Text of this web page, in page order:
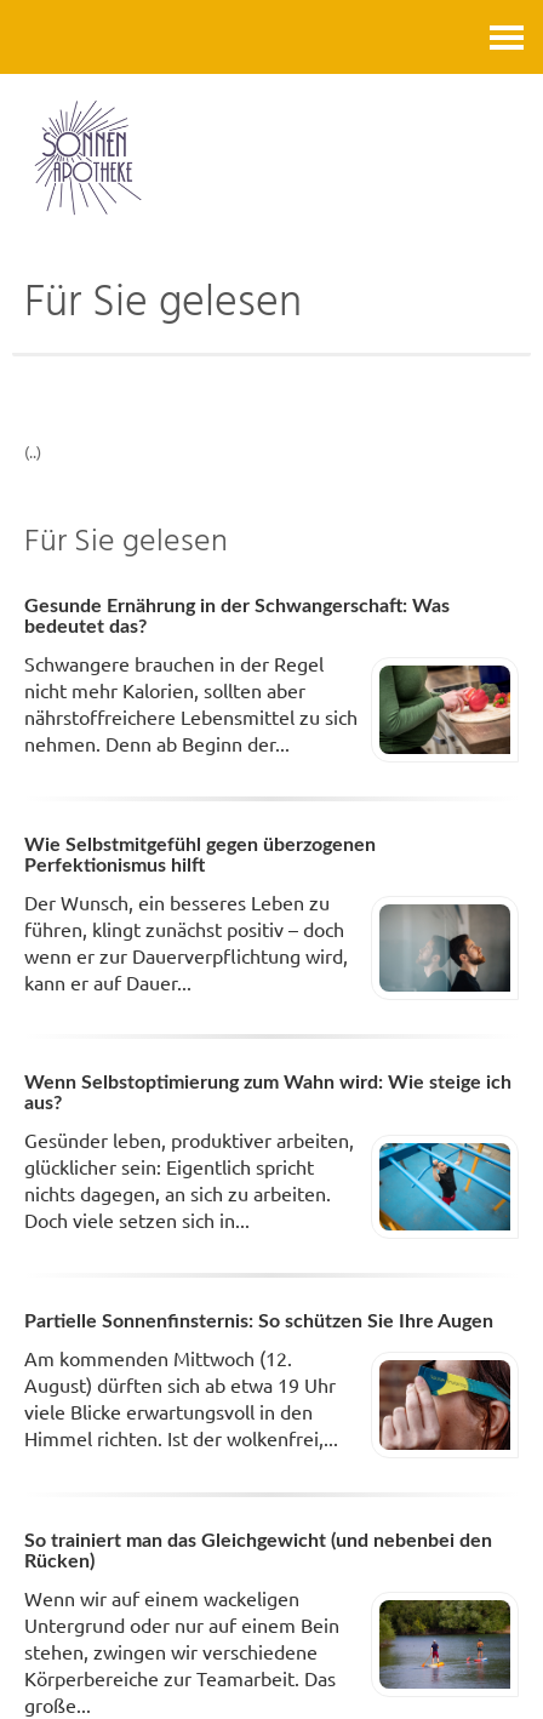
Für Sie gelesen
(..)
Für Sie gelesen
Gesunde Ernährung in der Schwangerschaft: Was
bedeutet das?
Schwangere brauchen in der Regel
nicht mehr Kalorien, sollten aber
nährstoffreichere Lebensmittel zu sich
nehmen. Denn ab Beginn der...
Wie Selbstmitgefühl gegen überzogenen
Perfektionismus hilft
Der Wunsch, ein besseres Leben zu
führen, klingt zunächst positiv – doch
wenn er zur Dauerverpflichtung wird,
kann er auf Dauer...
Wenn Selbstoptimierung zum Wahn wird: Wie steige ich
aus?
Gesünder leben, produktiver arbeiten,
glücklicher sein: Eigentlich spricht
nichts dagegen, an sich zu arbeiten.
Doch viele setzen sich in...
Partielle Sonnenfinsternis: So schützen Sie Ihre Augen
Am kommenden Mittwoch (12.
August) dürften sich ab etwa 19 Uhr
viele Blicke erwartungsvoll in den
Himmel richten. Ist der wolkenfrei,...
So trainiert man das Gleichgewicht (und nebenbei den
Rücken)
Wenn wir auf einem wackeligen
Untergrund oder nur auf einem Bein
stehen, zwingen wir verschiedene
Körperbereiche zur Teamarbeit. Das
große...